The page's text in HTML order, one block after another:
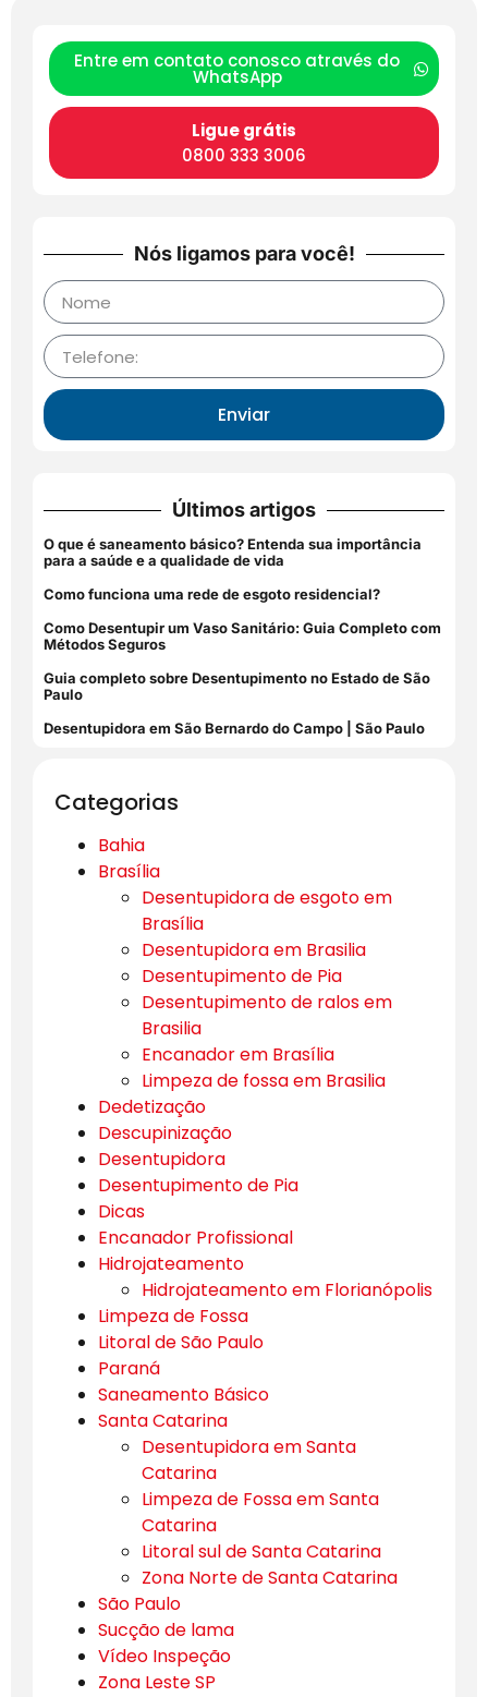
Entre em contato conosco através do
WhatsApp
Ligue grátis
0800 333 3006
Nós ligamos para você!
Enviar
Últimos artigos
O que é saneamento básico? Entenda sua importância
para a saúde e a qualidade de vida
Como funciona uma rede de esgoto residencial?
Como Desentupir um Vaso Sanitário: Guia Completo com
Métodos Seguros
Guia completo sobre Desentupimento no Estado de São
Paulo
Desentupidora em São Bernardo do Campo | São Paulo
Categorias
Bahia
Brasília
Desentupidora de esgoto em
Brasília
Desentupidora em Brasilia
Desentupimento de Pia
Desentupimento de ralos em
Brasilia
Encanador em Brasília
Limpeza de fossa em Brasilia
Dedetização
Descupinização
Desentupidora
Desentupimento de Pia
Dicas
Encanador Profissional
Hidrojateamento
Hidrojateamento em Florianópolis
Limpeza de Fossa
Litoral de São Paulo
Paraná
Saneamento Básico
Santa Catarina
Desentupidora em Santa
Catarina
Limpeza de Fossa em Santa
Catarina
Litoral sul de Santa Catarina
Zona Norte de Santa Catarina
São Paulo
Sucção de lama
Vídeo Inspeção
Zona Leste SP